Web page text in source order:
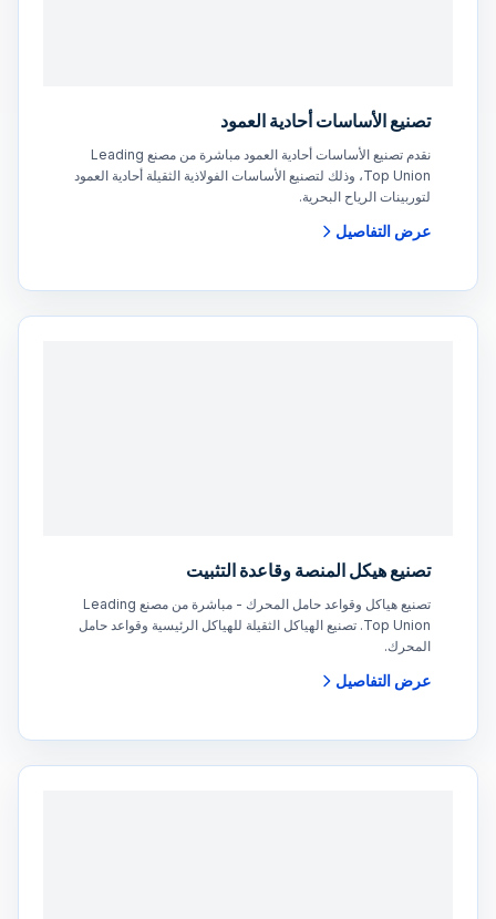
تصنيع الأساسات أحادية العمود
نقدم تصنيع الأساسات أحادية العمود مباشرة من مصنع Leading
Top Union، وذلك لتصنيع الأساسات الفولاذية الثقيلة أحادية العمود
لتوربينات الرياح البحرية.
عرض التفاصيل
تصنيع هيكل المنصة وقاعدة التثبيت
تصنيع هياكل وقواعد حامل المحرك - مباشرة من مصنع Leading
Top Union. تصنيع الهياكل الثقيلة للهياكل الرئيسية وقواعد حامل
المحرك.
عرض التفاصيل